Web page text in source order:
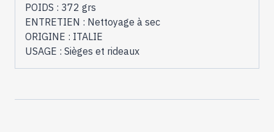
POIDS : 372 grs
ENTRETIEN : Nettoyage à sec
ORIGINE : ITALIE
USAGE : Sièges et rideaux